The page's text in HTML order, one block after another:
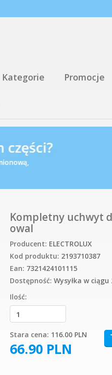
Kategorie Promocje
Kompletny uchwyt
owal
Producent: ELECTROLUX
Kod produktu: 2193710387
Ean: 7321424101115
Dostępność: Wysyłka w ciągu
Ilość:
Stara cena: 116.00 PLN
66.90 PLN